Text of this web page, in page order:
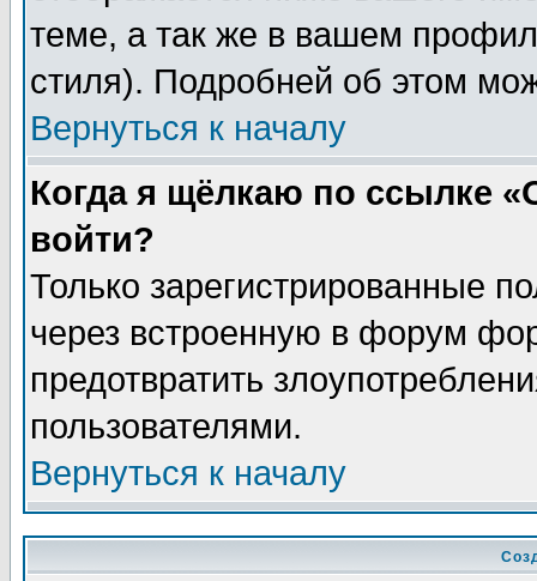
теме, а так же в вашем
стиля). Подробней об этом
Вернуться к началу
Когда я щёлкаю по ссылке
войти?
Только зарегистрированные
через встроенную в форум
предотвратить
пользователями.
Вернуться к началу